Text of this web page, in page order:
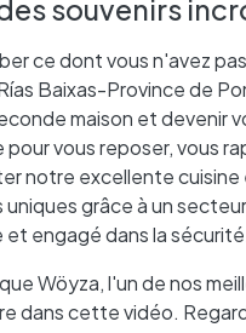
souvenirs
ce dont vous n'avez
Baixas-Province de
maison et devenir
vous reposer, vous
notre excellente cuisine
uniques grâce à un
et engagé dans la
Wöyza, l'un de nos
dans cette vidéo.